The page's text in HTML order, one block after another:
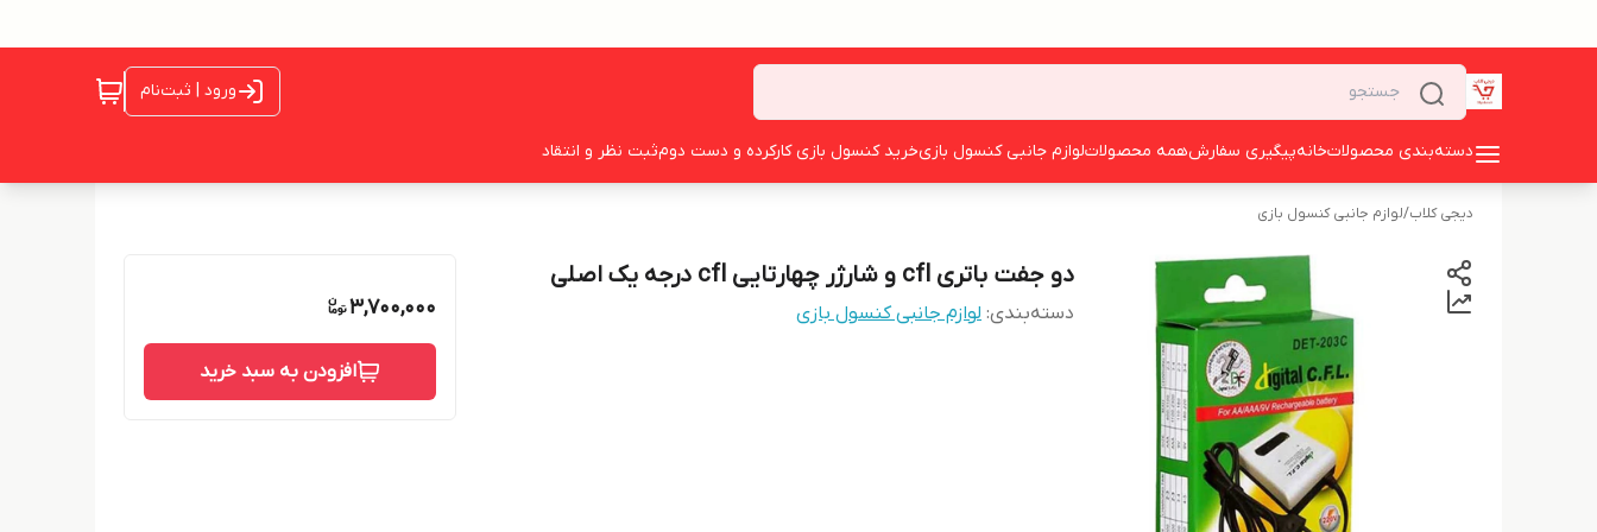
ورود | ثبت‌نام
دسته‌بندی محصولاتخانهپیگیری سفارشهمه محصولاتلوازم جانبی کنسول بازیخرید کنسول بازی کارکرده و دست دومثبت نظر و انتقاد
دیجی کلاب/لوازم جانبی کنسول بازی
دو جفت باتری cfl و شارژر چهارتایی cfl درجه یک اصلی
دسته‌بندی: لوازم جانبی کنسول بازی 3,700,000
افزودن به سبد خرید